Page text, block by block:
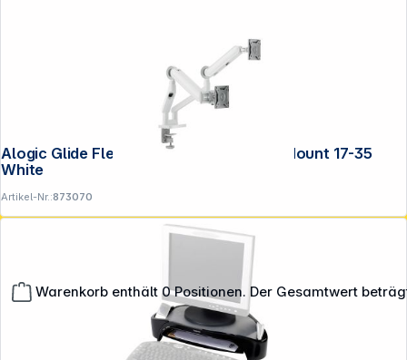
Warenkorb enthält 0 Positionen. Der Gesamtwert
Alogic Glide Flexible Dual Arm Monitor Mount 17-35
White
Artikel-Nr.:873070